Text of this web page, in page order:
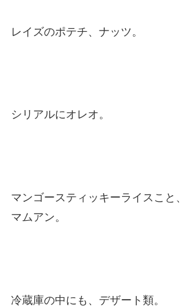
レイズのポテチ、ナッツ。
シリアルにオレオ。
マンゴースティッキーライスこと
マムアン。
冷蔵庫の中にも、デザート類。